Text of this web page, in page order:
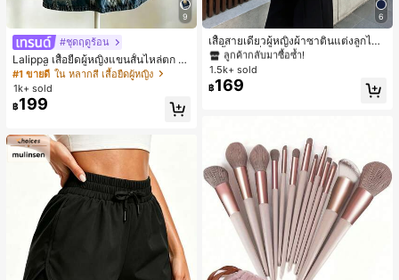
9
#ชุดฤดูร้อน
Lalippa เสื้อยืดผู้หญิงแขนสั้นไหล่ตก ค
อวีปกเสื้อ ลายพิมพ์ดิจิทัลลายทาง สไตล์
สปอร์ตแฟชั่นมินิมอล ของขวัญสำหรับเ
พื่อน
#1 ขายดี ใน หลากสี เสื้อยืดผู้หญิง
1k+ sold
฿199
6
เสื้อสายเดี่ยวผู้หญิงผ้าซาตินแต่งลูกไม้
- เสื้อสายเดี่ยวฤดูร้อนสีคากีมีรอยผ่าด้า
นข้างที่น่าดึงดูดแบบสบายๆ
#1 ขายดี
ใน สีกากี เสื้อสตรี เสื้อเบลาส์ & Tee
ลูกค้ากลับมาซื้อซ้ำ!
#1 ขายดี
ใน สีกากี เสื้อสตรี เสื้อเบลาส์ & Tee
ลูกค้ากลับมาซื้อซ้ำ!
#1 ขายดี
ใน สีกากี เสื้อสตรี เสื้อเบลาส์ & Tee
ลูกค้ากลับมาซื้อซ้ำ!
#1 ขายดี
ลูกค้ากลับมาซื้อซ้ำ!
1.5k+ sold
฿169